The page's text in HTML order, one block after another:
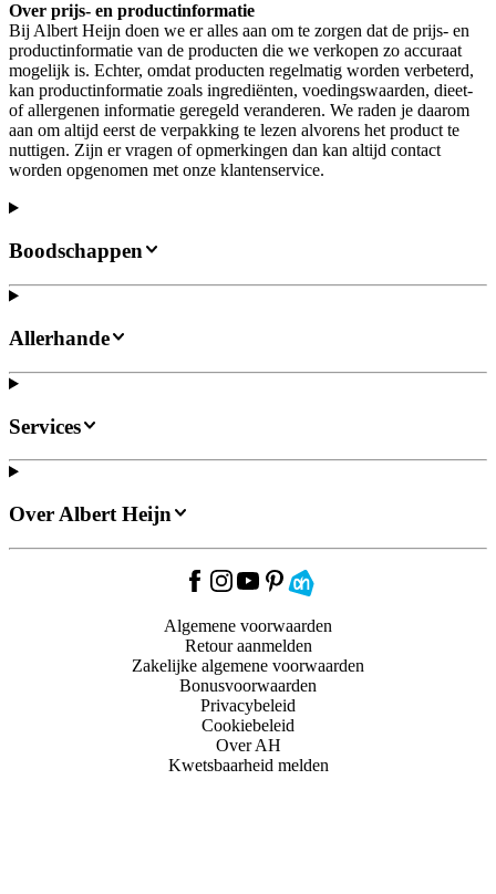
Over prijs- en productinformatie
Bij Albert Heijn doen we er alles aan om te zorgen dat de prijs- en
productinformatie van de producten die we verkopen zo accuraat
mogelijk is. Echter, omdat producten regelmatig worden verbeterd,
kan productinformatie zoals ingrediënten, voedingswaarden, dieet-
of allergenen informatie geregeld veranderen. We raden je daarom
aan om altijd eerst de verpakking te lezen alvorens het product te
nuttigen. Zijn er vragen of opmerkingen dan kan altijd contact
worden opgenomen met onze klantenservice.
Boodschappen
Allerhande
Services
Over Albert Heijn
Algemene voorwaarden
Retour aanmelden
Zakelijke algemene voorwaarden
Bonusvoorwaarden
Privacybeleid
Cookiebeleid
Over AH
Kwetsbaarheid melden